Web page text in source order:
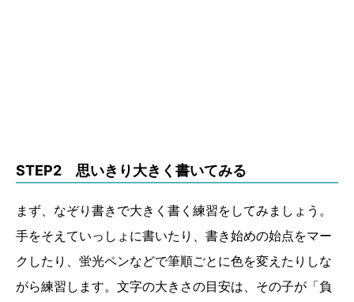
STEP2 思いきり大きく書いてみる
まず、なぞり書きで大きく書く練習をしてみましょう。
手をそえていっしょに書いたり、書き始めの始点をマー
クしたり、蛍光ペンなどで筆順ごとに色を変えたりしな
がら練習します。文字の大きさの目安は、その子が「負